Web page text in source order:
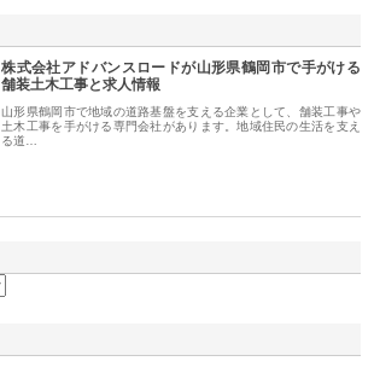
株式会社アドバンスロードが山形県鶴岡市で手がける
舗装土木工事と求人情報
山形県鶴岡市で地域の道路基盤を支える企業として、舗装工事や
土木工事を手がける専門会社があります。地域住民の生活を支え
る道…